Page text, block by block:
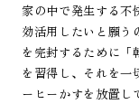
家の中で発生する不
効活用したいと願う
を完封するために「
を習得し、それを一
ーヒーかすを放置し